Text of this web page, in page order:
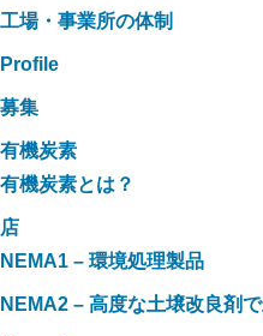
工場・事業所の体制
Profile
募集
有機炭素
有機炭素とは？
店
NEMA1 – 環境処理製品
NEMA2 – 高度な土壌改良剤